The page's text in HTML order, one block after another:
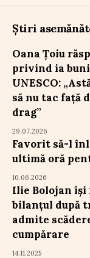
Știri
Oana Țoiu
privind ia
UNESCO:
să nu tac față
drag”
29.07.2026
Favorit să-l
ultimă oră
10.06.2026
Ilie Bolojan își
bilanțul după
admite
cumpărare
14.11.2025